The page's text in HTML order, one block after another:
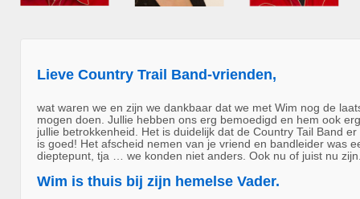
Lieve Country Trail Band-vrienden,
wat waren we en zijn we dankbaar dat we met Wim nog de
mogen doen. Jullie hebben ons erg bemoedigd en hem ook
jullie betrokkenheid. Het is duidelijk dat de Country Tail Band
is goed! Het afscheid nemen van je vriend en bandleider was
dieptepunt, tja … we konden niet anders. Ook nu of juist nu
Wim is thuis bij zijn hemelse Vader.